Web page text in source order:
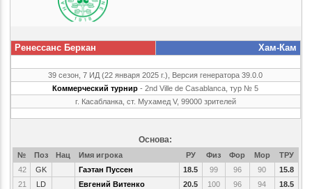
Ренессанс Беркан Хам-Кам
39 сезон, 7 ИД (22 января 2025 г.), Версия генератора 39.0.0
Коммерческий турнир - 2nd Ville de Casablanca, тур № 5
г. Касабланка, ст. Мухамед V, 99000 зрителей
Основа:
№ Поз Нац Имя игрока РУ Физ Фор Мор
ТРУ
42
GK Гаэтан Пуссен 18.5 99 96 90
15.8
21
LD Евгений Витенко 20.5 100 96 94
18.5